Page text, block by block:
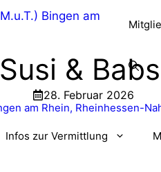
Infos zur Vermittlung
Susi &
28. Februar 2026